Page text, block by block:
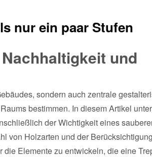
nur ein paar Stufen
und
sondern auch zentrale
bestimmen. In diesem Artikel
der Wichtigkeit eines
von Holzarten und der
Elemente zu entwickeln, die eine